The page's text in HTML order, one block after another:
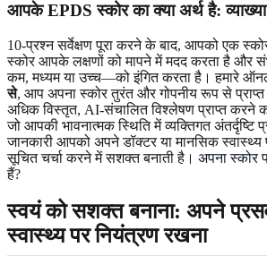
आपके EPDS स्कोर का क्या अर्थ है: व्याख्या
10-प्रश्न सर्वेक्षण पूरा करने के बाद, आपको एक
स्कोर आपके लक्षणों को मापने में मदद करता है और
कम, मध्यम या उच्च—को इंगित करता है। हमारे
से, आप अपना स्कोर तुरंत और गोपनीय रूप से
अधिक विस्तृत, AI-संचालित विश्लेषण प्राप्त करने
जो आपकी भावनात्मक स्थिति में व्यक्तिगत अंतर्दृष्टि
जानकारी आपको अपने डॉक्टर या मानसिक
सूचित चर्चा करने में सशक्त बनाती है। अपना स्कोर
हैं?
स्वयं को सशक्त बनाना: अपने
स्वास्थ्य पर नियंत्रण रखना